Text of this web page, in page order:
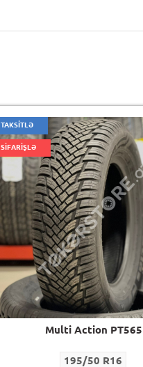
TAKSİTLƏ
SİFARİŞLƏ
Multi Action PT565
195/50 R16